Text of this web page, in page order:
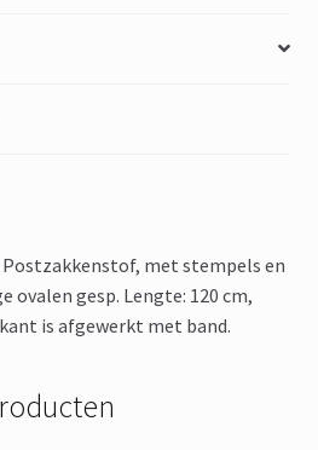
met stempels en
ovalen gesp. Lengte: 120 cm,
is afgewerkt met band.